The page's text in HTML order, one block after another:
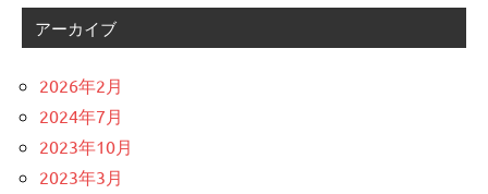
アーカイブ
2026年2月
2024年7月
2023年10月
2023年3月